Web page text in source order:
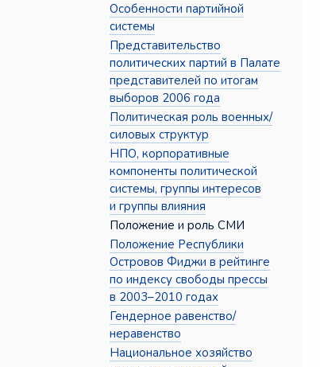
Особенности партийной
системы
Представительство
политических партий в Палате
представителей по итогам
выборов 2006 года
Политическая роль военных/
силовых структур
НПО, корпоративные
компоненты политической
системы, группы интересов
и группы влияния
Положение и роль СМИ
Положение Республики
Островов Фиджи в рейтинге
по индексу свободы прессы
в 2003–2010 годах
Гендерное равенство/
неравенство
Национальное хозяйство